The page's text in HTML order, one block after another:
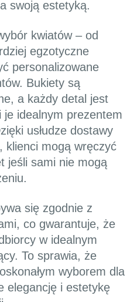
swoją estetyką.
kwiatów – od
egzotyczne
personalizowane
Bukiety są
a każdy detal jest
idealnym prezentem
usłudze dostawy
klienci mogą wręczyć
jeśli sami nie mogą
się zgodnie z
co gwarantuje, że
w idealnym
To sprawia, że
wyborem dla
elegancję i estetykę